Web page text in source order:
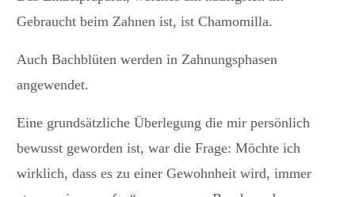
Gebraucht beim Zahnen ist, ist Chamomilla.
Auch Bachblüten werden in Zahnungsphasen
angewendet.
Eine grundsätzliche Überlegung die mir persönlich
bewusst geworden ist, war die Frage: Möchte ich
wirklich, dass es zu einer Gewohnheit wird, immer